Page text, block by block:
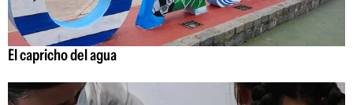
El capricho del agua